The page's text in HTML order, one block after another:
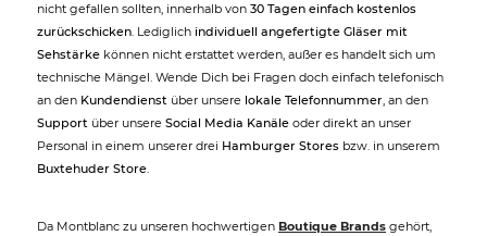
nicht gefallen sollten, innerhalb von 30 Tagen einfach kostenlos
zurückschicken. Lediglich individuell angefertigte Gläser mit
Sehstärke können nicht erstattet werden, außer es handelt sich um
technische Mängel. Wende Dich bei Fragen doch einfach telefonisch
an den Kundendienst über unsere lokale Telefonnummer, an den
Support über unsere Social Media Kanäle oder direkt an unser
Personal in einem unserer drei Hamburger Stores bzw. in unserem
Buxtehuder Store.
Da Montblanc zu unseren hochwertigen Boutique Brands gehört,